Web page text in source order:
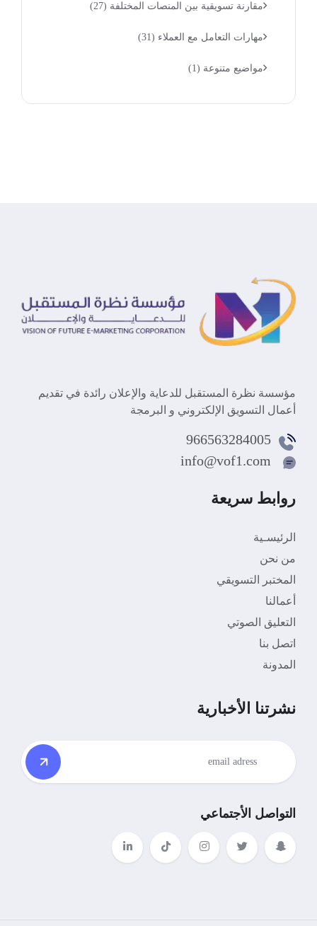
مقارنة تسويقية بين المنصات المختلفة (27)
مهارات التعامل مع العملاء (31)
مواضيع متنوعة (1)
مؤسسة نظرة المستقبل للدعاية والإعلان رائدة في تقديم
أعمال التسويق الإلكتروني و البرمجة
966563284005
info@vof1.com
روابط سريعة
الرئيسـية
من نحن
المختبر التسويقي
أعمالنا
التعليق الصوتي
اتصل بنا
المدونة
نشرتنا الأخبارية
التواصل الأجتماعي